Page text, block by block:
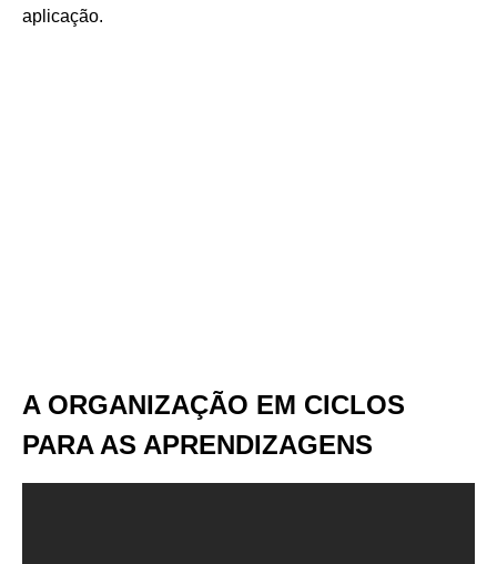
aplicação.
A ORGANIZAÇÃO EM CICLOS
PARA AS APRENDIZAGENS